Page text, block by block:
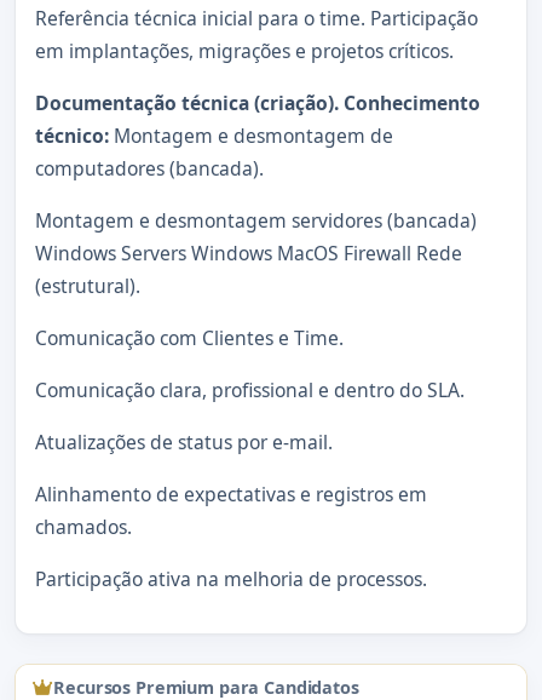
Referência técnica inicial para o time. Participação
em implantações, migrações e projetos críticos.
Documentação técnica (criação). Conhecimento
técnico: Montagem e desmontagem de
computadores (bancada).
Montagem e desmontagem servidores (bancada)
Windows Servers Windows MacOS Firewall Rede
(estrutural).
Comunicação com Clientes e Time.
Comunicação clara, profissional e dentro do SLA.
Atualizações de status por e-mail.
Alinhamento de expectativas e registros em
chamados.
Participação ativa na melhoria de processos.
Recursos Premium para Candidatos